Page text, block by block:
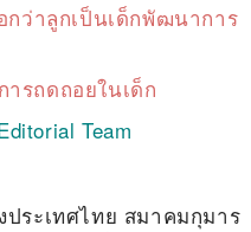
กว่าลูกเป็นเด็กพัฒนาการ
รถดถอยในเด็ก
Team
ระเทศไทย สมาคมกุมาร